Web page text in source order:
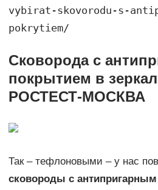
vybirat-skovorodu-s-
pokrytiem/
Сковорода с
покрытием в
РОСТЕСТ-МОСКВА
Так – тефлоновыми – у нас
сковороды с